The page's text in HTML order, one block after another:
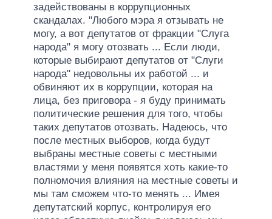
задействованы в коррупционных
скандалах. "Любого мэра я отзывать не
могу, а вот депутатов от фракции "Слуга
народа" я могу отозвать ... Если люди,
которые выбирают депутатов от "Слуги
народа" недовольны их работой ... и
обвиняют их в коррупции, которая на
лица, без приговора - я буду принимать
политические решения для того, чтобы
таких депутатов отозвать. Надеюсь, что
после местных выборов, когда будут
выбраны местные советы с местными
властями у меня появятся хоть какие-то
полномочия влияния на местные советы и
мы там сможем что-то менять ... Имея
депутатский корпус, контролируя его